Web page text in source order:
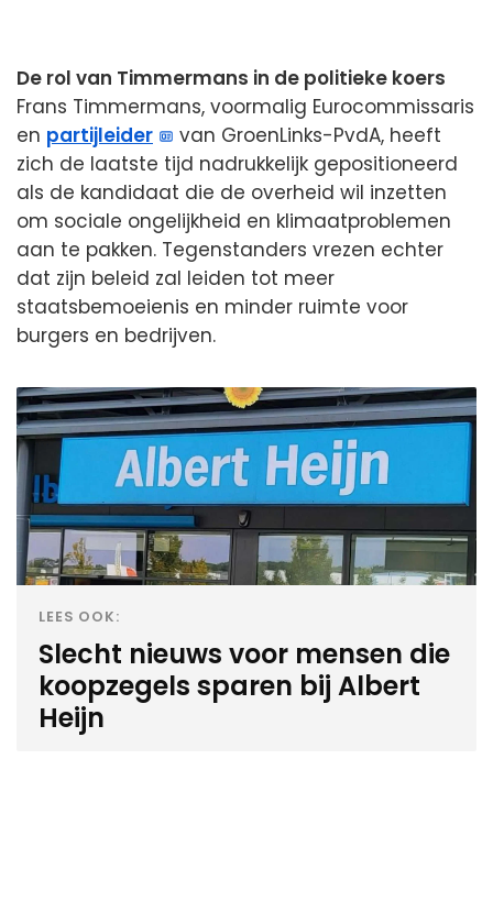
De rol van Timmermans in de politieke koers
Frans Timmermans, voormalig Eurocommissaris
en partijleider
van GroenLinks-PvdA, heeft
zich de laatste tijd nadrukkelijk gepositioneerd
als de kandidaat die de overheid wil inzetten
om sociale ongelijkheid en klimaatproblemen
aan te pakken. Tegenstanders vrezen echter
dat zijn beleid zal leiden tot meer
staatsbemoeienis en minder ruimte voor
burgers en bedrijven.
LEES OOK:
Slecht nieuws voor mensen die
koopzegels sparen bij Albert
Heijn